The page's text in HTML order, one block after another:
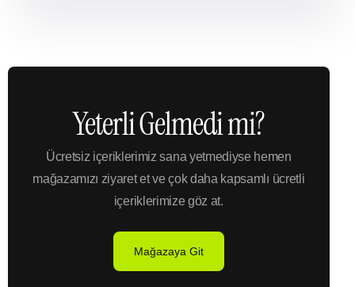
Yeterli Gelmedi mi?
Ücretsiz içeriklerimiz sana yetmediyse hemen
mağazamızı ziyaret et ve çok daha kapsamlı ücretli
içeriklerimize göz at.
Mağazaya Git